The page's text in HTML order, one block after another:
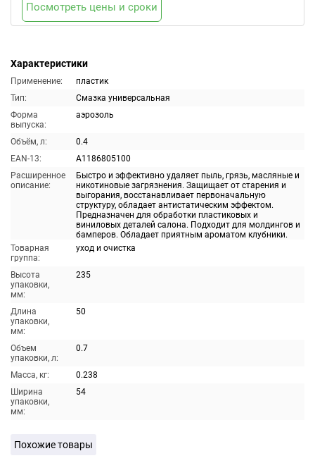
Характеристики
Применение:
пластик
Тип:
Смазка универсальная
Форма
выпуска:
аэрозоль
Объём, л:
0.4
EAN-13:
A1186805100
Расширенное
описание:
Быстро и эффективно удаляет пыль, грязь, масляные и
никотиновые загрязнения. Защищает от старения и
выгорания, восстанавливает первоначальную
структуру, обладает антистатическим эффектом.
Предназначен для обработки пластиковых и
виниловых деталей салона. Подходит для молдингов и
бамперов. Обладает приятным ароматом клубники.
Товарная
группа:
уход и очистка
Высота
упаковки,
мм:
235
Длина
упаковки,
мм:
50
Объем
упаковки, л:
0.7
Масса, кг:
0.238
Ширина
упаковки,
мм:
54
Посмотреть цены и сроки
Похожие товары